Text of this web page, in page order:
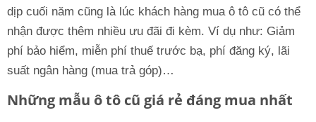
dịp cuối năm cũng là lúc khách hàng mua ô tô cũ có thể
nhận được thêm nhiều ưu đãi đi kèm. Ví dụ như: Giảm
phí bảo hiểm, miễn phí thuế trước bạ, phí đăng ký, lãi
suất ngân hàng (mua trả góp)…
Những mẫu ô tô cũ giá rẻ đáng mua nhất